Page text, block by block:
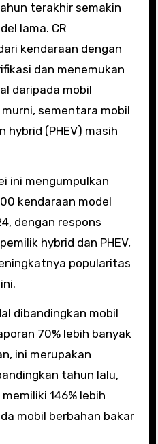
terakhir semakin
lama. CR
kendaraan dengan
dan menemukan
daripada mobil
sementara mobil
hybrid (PHEV) masih
ini mengumpulkan
kendaraan model
dengan respons
hybrid dan PHEV,
popularitas
dibandingkan mobil
70% lebih banyak
ini merupakan
tahun lalu,
146% lebih
mobil berbahan bakar